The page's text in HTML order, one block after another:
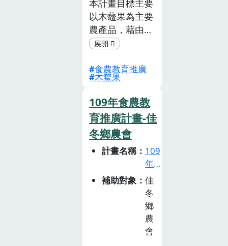
子能認同與愛上
土地。
徵
選
活
截
本計畫目標主要
以木虌果為主要
農產品，藉由木
虌果相關活動達
育及提升在地農
業產業認知率。
食農教育推廣
木鱉果
109年食農教
育推廣計畫-佳
冬鄉農會
計畫名稱
109
年
食
農
教
育
推
廣
補助對象
佳
冬
鄉
農
會